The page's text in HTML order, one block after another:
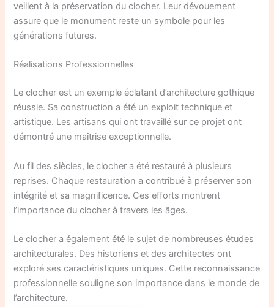
veillent à la préservation du clocher. Leur dévouement
assure que le monument reste un symbole pour les
générations futures.
Réalisations Professionnelles
Le clocher est un exemple éclatant d’architecture gothique
réussie. Sa construction a été un exploit technique et
artistique. Les artisans qui ont travaillé sur ce projet ont
démontré une maîtrise exceptionnelle.
Au fil des siècles, le clocher a été restauré à plusieurs
reprises. Chaque restauration a contribué à préserver son
intégrité et sa magnificence. Ces efforts montrent
l’importance du clocher à travers les âges.
Le clocher a également été le sujet de nombreuses études
architecturales. Des historiens et des architectes ont
exploré ses caractéristiques uniques. Cette reconnaissance
professionnelle souligne son importance dans le monde de
l’architecture.